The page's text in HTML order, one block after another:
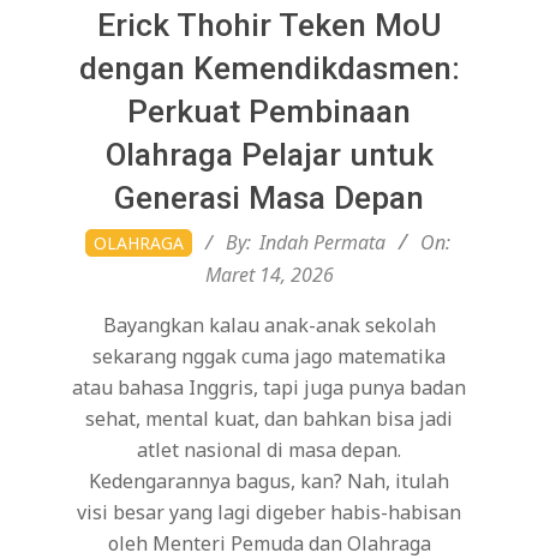
Erick Thohir Teken MoU
dengan Kemendikdasmen:
Perkuat Pembinaan
Olahraga Pelajar untuk
Generasi Masa Depan
2026-
03-
OLAHRAGA By: Indah Permata
On:
Maret 14, 2026
Bayangkan kalau anak-anak sekolah
sekarang nggak cuma jago matematika
atau bahasa Inggris, tapi juga punya badan
sehat, mental kuat, dan bahkan bisa jadi
atlet nasional di masa depan.
Kedengarannya bagus, kan? Nah, itulah
visi besar yang lagi digeber habis-habisan
oleh Menteri Pemuda dan Olahraga